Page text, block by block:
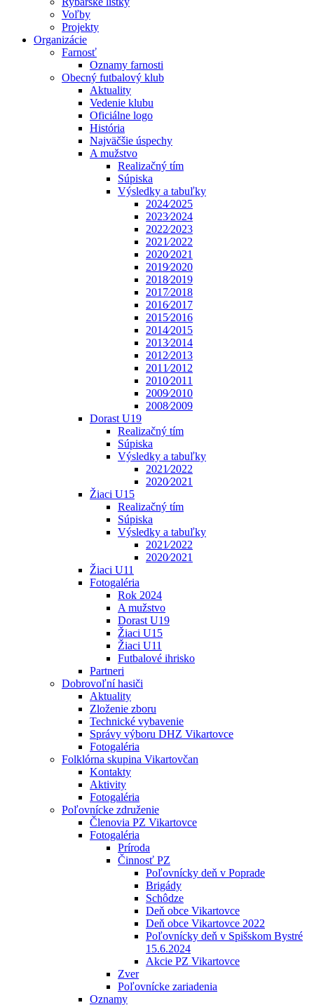
Voľby
Projekty
Organizácie
Farnosť
Oznamy farnosti
Obecný futbalový klub
Aktuality
Vedenie klubu
Oficiálne logo
História
Najväčšie úspechy
A mužstvo
Realizačný tím
Súpiska
Výsledky a tabuľky
2024⁄2025
2023⁄2024
2022⁄2023
2021⁄2022
2020⁄2021
2019⁄2020
2018⁄2019
2017⁄2018
2016⁄2017
2015⁄2016
2014⁄2015
2013⁄2014
2012⁄2013
2011⁄2012
2010⁄2011
2009⁄2010
2008⁄2009
Dorast U19
Realizačný tím
Súpiska
Výsledky a tabuľky
2021⁄2022
2020⁄2021
Žiaci U15
Realizačný tím
Súpiska
Výsledky a tabuľky
2021⁄2022
2020⁄2021
Žiaci U11
Fotogaléria
Rok 2024
A mužstvo
Dorast U19
Žiaci U15
Žiaci U11
Futbalové ihrisko
Partneri
Dobrovoľní hasiči
Aktuality
Zloženie zboru
Technické vybavenie
Správy výboru DHZ Vikartovce
Fotogaléria
Folklórna skupina Vikartovčan
Kontakty
Aktivity
Fotogaléria
Poľovnícke združenie
Členovia PZ Vikartovce
Fotogaléria
Príroda
Činnosť PZ
Poľovnícky deň v Poprade
Brigády
Schôdze
Deň obce Vikartovce
Deň obce Vikartovce 2022
Poľovnícky deň v Spišskom Bystré
15.6.2024
Akcie PZ Vikartovce
Zver
Poľovnícke zariadenia
Oznamy